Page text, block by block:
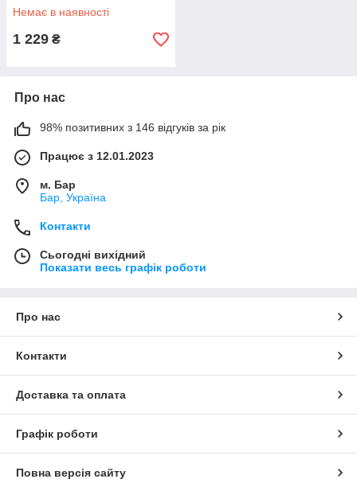
Немає в наявності
1 229 ₴
Про нас
98% позитивних з 146 відгуків за рік
Працює з 12.01.2023
м. Бар
Бар, Україна
Контакти
Сьогодні вихідний
Показати весь графік роботи
Про нас
Контакти
Доставка та оплата
Графік роботи
Повна версія сайту